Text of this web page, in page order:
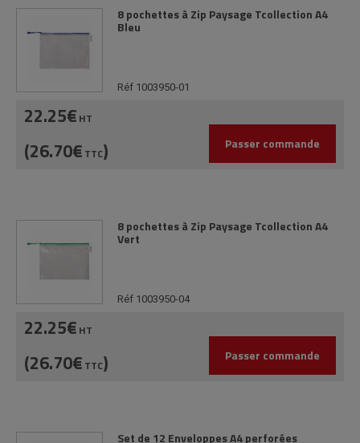
8 pochettes à Zip Paysage Tcollection A4
Bleu
Réf 1003950-01
22.25€ HT
(26.70€ TTC) Passer commande
8 pochettes à Zip Paysage Tcollection A4
Vert
Réf 1003950-04
22.25€ HT
(26.70€ TTC) Passer commande
Set de 12 Enveloppes A4 perforées